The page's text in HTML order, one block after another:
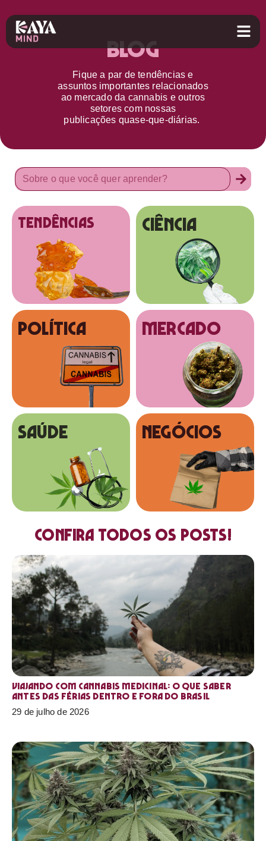
Blog
Fique a par detendências e
assuntos importantes relacionados
ao mercado da cannabis e outros
setorescom nossas
publicações quase-que-diárias.
tendências Ciência
Política MERCADO
SAÚDE NEGÓCIOS
Confira todos os posts!
Viajando com cannabis medicinal: o que saber
antes das férias dentro e fora do Brasil
29 de julho de 2026